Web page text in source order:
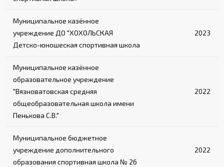
Муниципальное казённое
учреждение ДО "ХОХОЛЬСКАЯ
Детско-юношеская спортивная школа
2023
Муниципальное казённое
образовательное учреждение
"Вязноватовская средняя
общеобразовательная школа имени
Пенькова С.В."
2022
Муниципальное бюджетное
учреждение дополнительного
образования спортивная школа № 26
2022